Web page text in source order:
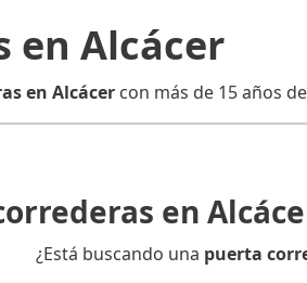
en Alcácer
en Alcácer con más de 15 años
en
¿Está buscando una puerta